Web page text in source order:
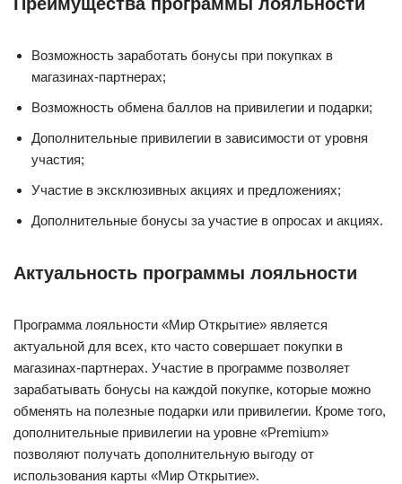
Возможность заработать бонусы при покупках в
магазинах-партнерах;
Возможность обмена баллов на привилегии и подарки;
Дополнительные привилегии в зависимости от уровня
участия;
Участие в эксклюзивных акциях и предложениях;
Дополнительные бонусы за участие в опросах и акциях.
Актуальность программы лояльности
Программа лояльности «Мир Открытие» является
актуальной для всех, кто часто совершает покупки в
магазинах-партнерах. Участие в программе позволяет
зарабатывать бонусы на каждой покупке, которые можно
обменять на полезные подарки или привилегии. Кроме того,
дополнительные привилегии на уровне «Premium»
позволяют получать дополнительную выгоду от
использования карты «Мир Открытие».